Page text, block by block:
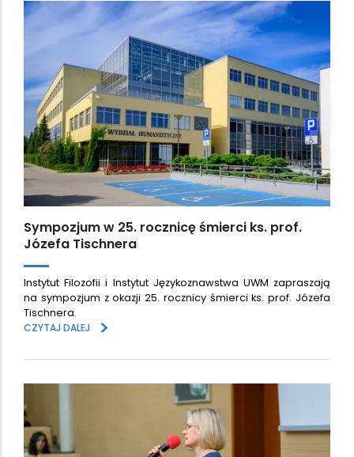
Sympozjum w 25. rocznicę śmierci ks. prof.
Józefa Tischnera
Instytut Filozofii i Instytut Językoznawstwa UWM zapraszają
na sympozjum z okazji 25. rocznicy śmierci ks. prof. Józefa
Tischnera.
CZYTAJ DALEJ
>